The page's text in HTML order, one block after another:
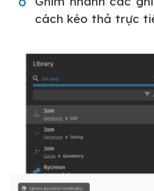
cách kéo thả trực